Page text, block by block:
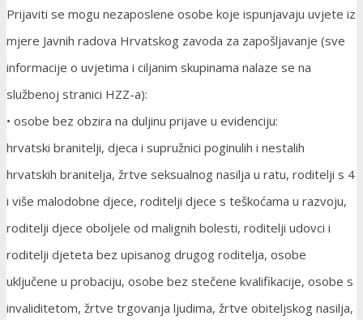
Prijaviti se mogu nezaposlene osobe koje ispunjavaju uvjete iz
mjere Javnih radova Hrvatskog zavoda za zapošljavanje (sve
informacije o uvjetima i ciljanim skupinama nalaze se na
službenoj stranici HZZ-a):
• osobe bez obzira na duljinu prijave u evidenciju:
hrvatski branitelji, djeca i supružnici poginulih i nestalih
hrvatskih branitelja, žrtve seksualnog nasilja u ratu, roditelji s 4
i više malodobne djece, roditelji djece s teškoćama u razvoju,
roditelji djece oboljele od malignih bolesti, roditelji udovci i
roditelji djeteta bez upisanog drugog roditelja, osobe
uključene u probaciju, osobe bez stečene kvalifikacije, osobe s
invaliditetom, žrtve trgovanja ljudima, žrtve obiteljskog nasilja,